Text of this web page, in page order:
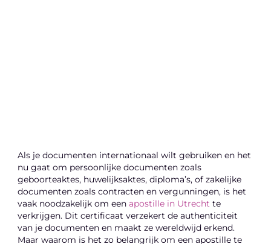
Als je documenten internationaal wilt gebruiken en het
nu gaat om persoonlijke documenten zoals
geboorteaktes, huwelijksaktes, diploma’s, of zakelijke
documenten zoals contracten en vergunningen, is het
vaak noodzakelijk om eenapostille in Utrecht te
verkrijgen. Dit certificaat verzekert de authenticiteit
van je documenten en maakt ze wereldwijd erkend.
Maar waarom is het zo belangrijk om een apostille te